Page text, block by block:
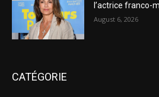
l’actrice franco-
August 6, 2026
CATÉGORIE